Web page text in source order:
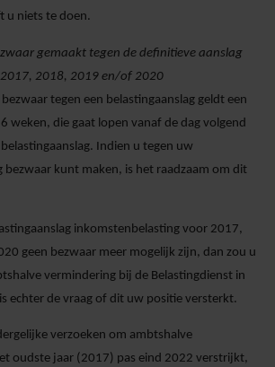
u niets te doen.
gemaakt tegen de definitieve aanslag
2018, 2019 en/of 2020
tegen een belastingaanslag geldt een
weken, die gaat lopen vanaf de dag volgend
Indien u tegen uw
bezwaar kunt maken, is het raadzaam om dit
inkomstenbelasting voor 2017,
geen bezwaar meer mogelijk zijn, dan zou u
vermindering bij de Belastingdienst in
echter de vraag of dit uw positie versterkt.
verzoeken om ambtshalve
oudste jaar (2017) pas eind 2022 verstrijkt,